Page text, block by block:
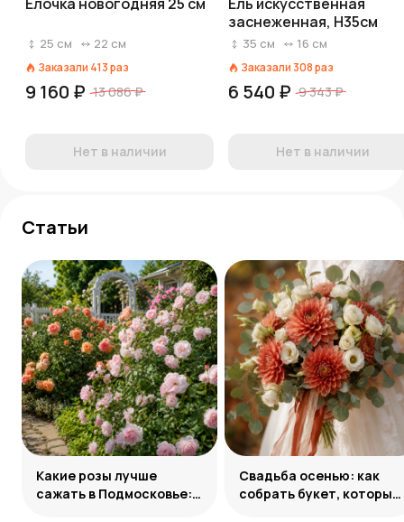
25 см 22 см
Заказали 413раз
9 160 ₽ 13 086 ₽
Нет в наличии
заснеженная, H35см
35 см 16 см
Заказали 308раз
6 540 ₽ 9 343 ₽
Нет в наличии
Статьи
Какие розы лучше
сажать в Подмосковье:
Свадьба осенью: как
собрать букет, который